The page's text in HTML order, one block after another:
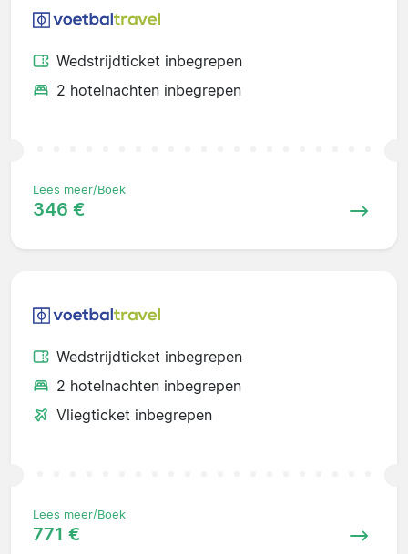
Wedstrijdticket inbegrepen
2 hotelnachten inbegrepen
Lees meer/Boek
346 €
Wedstrijdticket inbegrepen
2 hotelnachten inbegrepen
Vliegticket inbegrepen
Lees meer/Boek
771 €